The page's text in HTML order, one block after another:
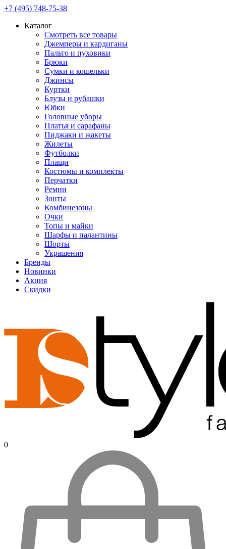
+7 (495) 748-75-38
Каталог
Смотреть все товары
Джемперы и кардиганы
Пальто и пуховики
Брюки
Сумки и кошельки
Джинсы
Куртки
Блузы и рубашки
Юбки
Головные уборы
Платья и сарафаны
Пиджаки и жакеты
Жилеты
Футболки
Плащи
Костюмы и комплекты
Перчатки
Ремни
Зонты
Комбинезоны
Очки
Топы и майки
Шарфы и палантины
Шорты
Украшения
Бренды
Новинки
Акция
Скидки
0